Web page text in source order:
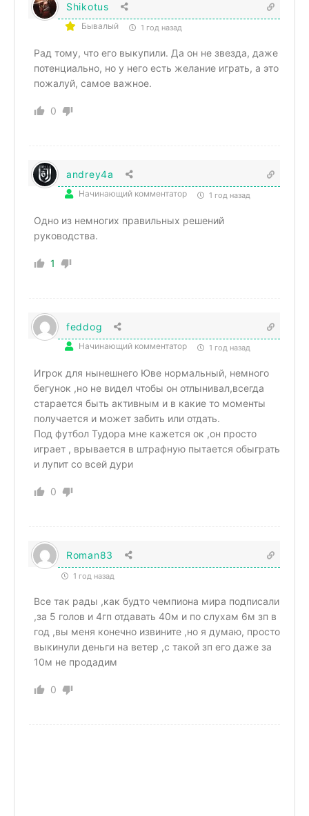
Shikotus
Бывалый 1 год назад
Рад тому, что его выкупили. Да он не звезда, даже
потенциально, но у него есть желание играть, а это
пожалуй, самое важное.
0
andrey4a
Начинающий комментатор 1 год назад
Одно из немногих правильных решений
руководства.
1
feddog
Начинающий комментатор 1 год назад
Игрок для нынешнего Юве нормальный, немного
бегунок ,но не видел чтобы он отлынивал,всегда
старается быть активным и в какие то моменты
получается и может забить или отдать.
Под футбол Тудора мне кажется ок ,он просто
играет , врывается в штрафную пытается обыграть
и лупит со всей дури
0
Roman83
1 год назад
Все так рады ,как будто чемпиона мира подписали
,за 5 голов и 4гп отдавать 40м и по слухам 6м зп в
год ,вы меня конечно извините ,но я думаю, просто
выкинули деньги на ветер ,с такой зп его даже за
10м не продадим
0